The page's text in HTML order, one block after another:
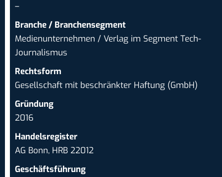
–
Branche / Branchensegment
Medienunternehmen / Verlag im Segment Tech-
Journalismus
Rechtsform
Gesellschaft mit beschränkter Haftung (GmbH)
Gründung
2016
Handelsregister
AG Bonn, HRB 22012
Geschäftsführung